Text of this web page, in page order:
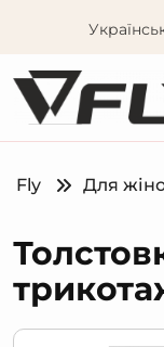
Fly Для